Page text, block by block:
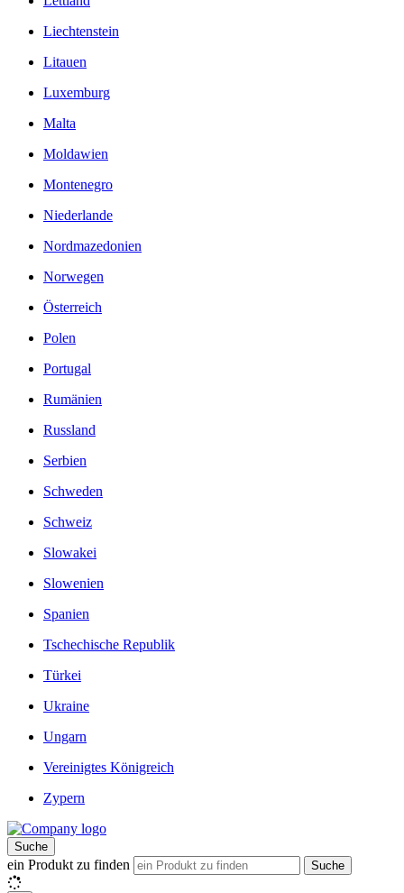
Liechtenstein
Litauen
Luxemburg
Malta
Moldawien
Montenegro
Niederlande
Nordmazedonien
Norwegen
Österreich
Polen
Portugal
Rumänien
Russland
Serbien
Schweden
Schweiz
Slowakei
Slowenien
Spanien
Tschechische Republik
Türkei
Ukraine
Ungarn
Vereinigtes Königreich
Zypern
Suche
ein Produkt zu finden Suche